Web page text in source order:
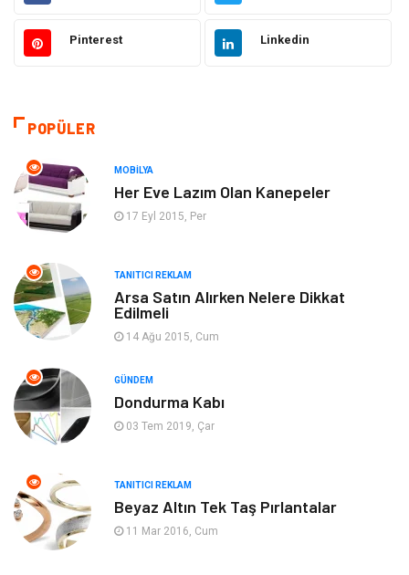
Ulaşım ve Taşımacılık Alışveriş
Gıda
Bilgisayar ve Yazılım
Giyim
Makine
Organizasyon Turizm
Tekstil Tatil
Hediyelik Eşya
Mobilya
Nakliyat Telekomünikasyon
Pinterest Linkedin
POPÜLER
MOBILYA
Her Eve Lazım Olan Kanepeler
17 Eyl 2015, Per
TANITICI REKLAM
Arsa Satın Alırken Nelere Dikkat
Edilmeli
14 Ağu 2015, Cum
GÜNDEM
Dondurma Kabı
03 Tem 2019, Çar
TANITICI REKLAM
Beyaz Altın Tek Taş Pırlantalar
11 Mar 2016, Cum